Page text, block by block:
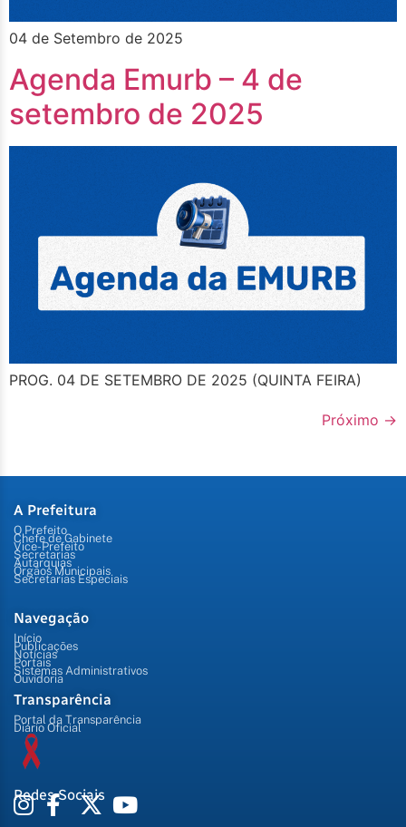
04 de Setembro de 2025
Agenda Emurb – 4 de
setembro de 2025
PROG. 04 DE SETEMBRO DE 2025 (QUINTA FEIRA)
Próximo →
A Prefeitura
O Prefeito
Chefe de Gabinete
Vice-Prefeito
Secretarias
Autarquias
Órgãos Municipais
Secretarias Especiais
Navegação
Início
Publicações
Notícias
Portais
Sistemas Administrativos
Ouvidoria
Transparência
Portal da Transparência
Diário Oficial
Redes Sociais